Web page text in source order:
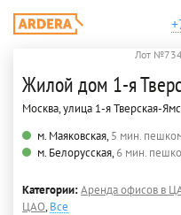
Лот
Жилой дом 1-я
Москва, улица 1-я Тверская-
м. Маяковская,5 мин.
м. Белорусская,6 мин.
Категории:Аренда офисов в
ЦАО,Все